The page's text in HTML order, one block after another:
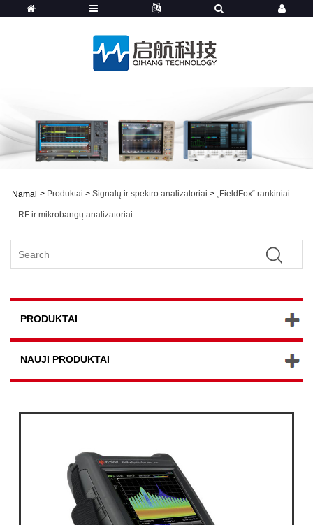
Namai > Produktai > Signalų ir spektro analizatoriai > „FieldFox“ rankiniai
RF ir mikrobangų analizatoriai
PRODUKTAI
NAUJI PRODUKTAI